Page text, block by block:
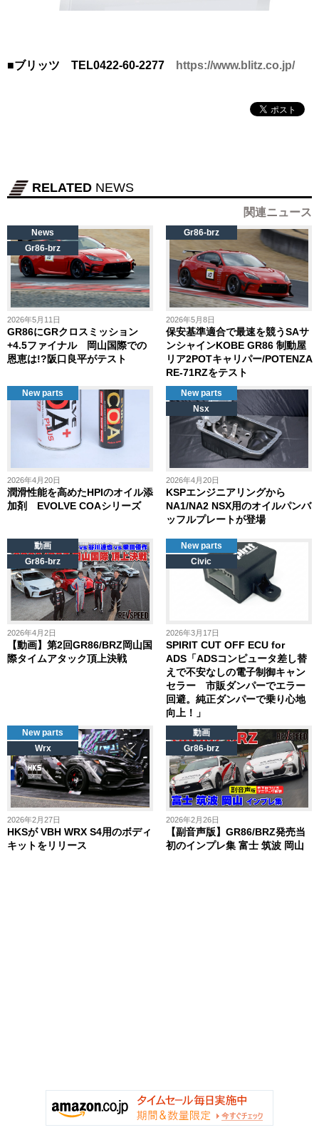
■ブリッツ TEL0422-60-2277 https://www.blitz.co.jp/
RELATED NEWS
関連ニュース
2026年5月11日
GR86にGRクロスミッション
+4.5ファイナル 岡山国際での
恩恵は!?阪口良平がテスト
News
Gr86-brz
2026年5月8日
保安基準適合で最速を競うSAサ
ンシャインKOBE GR86 制動屋
リア2POTキャリパー/POTENZA
RE-71RZをテスト
Gr86-brz
2026年4月20日
潤滑性能を高めたHPIのオイル添
加剤 EVOLVE COAシリーズ
New parts
2026年4月20日
KSPエンジニアリングから
NA1/NA2 NSX用のオイルパンバ
ッフルプレートが登場
New parts
Nsx
2026年4月2日
【動画】第2回GR86/BRZ岡山国
際タイムアタック頂上決戦
動画
Gr86-brz
2026年3月17日
SPIRIT CUT OFF ECU for
ADS「ADSコンピュータ差し替
えで不安なしの電子制御キャン
セラー 市販ダンパーでエラー
回避。純正ダンパーで乗り心地
向上！」
New parts
Civic
2026年2月27日
HKSが VBH WRX S4用のボディ
キットをリリース
New parts
Wrx
2026年2月26日
【副音声版】GR86/BRZ発売当
初のインプレ集 富士 筑波 岡山
動画
Gr86-brz